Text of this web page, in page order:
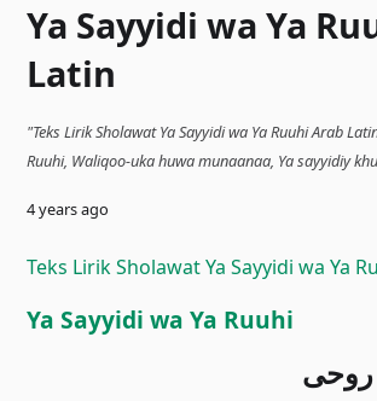
Ya Sayyidi wa Ya
Latin
"Teks Lirik Sholawat Ya Sayyidi wa Ya Ruuhi Arab
Ruuhi, Waliqoo-uka huwa munaanaa, Ya sayyidiy
4 years ago
Teks Lirik Sholawat Ya Sayyidi wa Ya
Ya Sayyidi wa Ya Ruuhi
ﺭﻭﺣﻰ